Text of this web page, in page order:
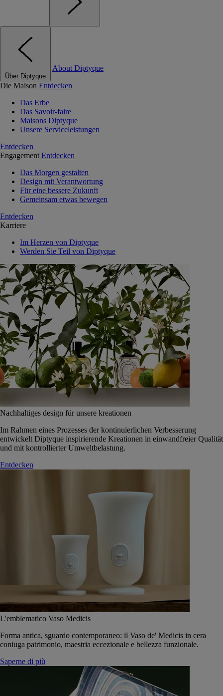
Über Diptyque
About Diptyque
Die Maison Entdecken
Das Erbe
Das Savoir-faire
Maisons Diptyque
Unsere Serviceleistungen
Entdecken
Engagement Entdecken
Das Morgen gestalten
Design mit Verantwortung
Für eine bessere Zukunft
Gemeinsam etwas bewegen
Entdecken
Karriere
Im Herzen von Diptyque
Werden Sie Teil von Diptyque
Nachhaltiges design für unsere kreationen
Im Rahmen eines Prozesses der kontinuierlichen Verbesserung
entwickelt Diptyque inspirierende Kreationen in einwandfreier Qualität
und mit kontrollierter Umweltbelastung.
Entdecken
L'emblematico Vaso Medicis
Forma antica, sguardo contemporaneo: il Vaso de' Medicis in cera
coniuga patrimonio, maestria eccezionale e bellezza funzionale.
Saperne di più